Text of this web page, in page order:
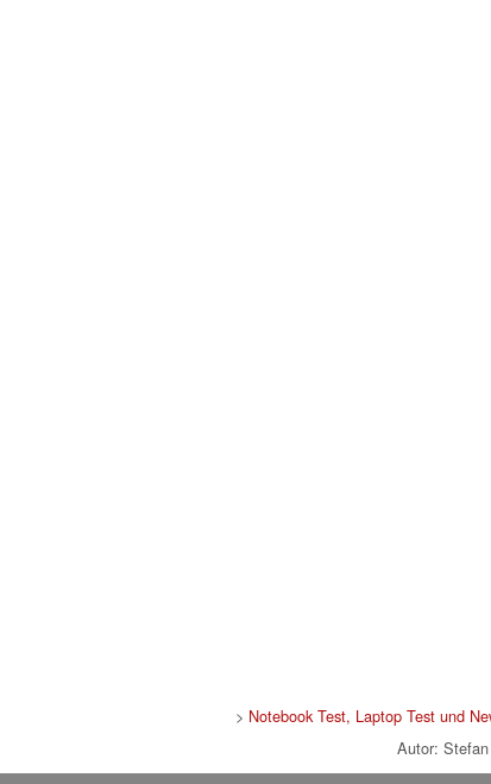
> Notebook Test, Laptop Test und
Autor: